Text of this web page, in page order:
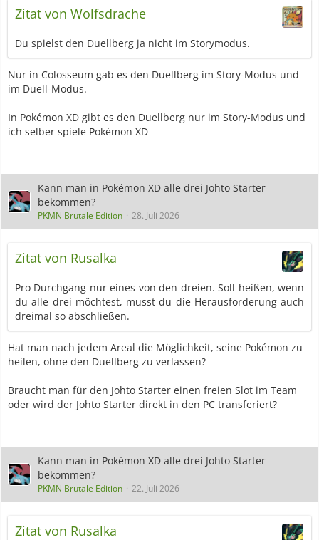
Zitat von Wolfsdrache
Du spielst den Duellberg ja nicht im Storymodus.
Nur in Colosseum gab es den Duellberg im Story-Modus und
im Duell-Modus.
In Pokémon XD gibt es den Duellberg nur im Story-Modus und
ich selber spiele Pokémon XD
Kann man in Pokémon XD alle drei Johto Starter
bekommen?
PKMN Brutale Edition 28. Juli 2026
Zitat von Rusalka
Pro Durchgang nur eines von den dreien. Soll heißen, wenn
du alle drei möchtest, musst du die Herausforderung auch
dreimal so abschließen.
Hat man nach jedem Areal die Möglichkeit, seine Pokémon zu
heilen, ohne den Duellberg zu verlassen?
Braucht man für den Johto Starter einen freien Slot im Team
oder wird der Johto Starter direkt in den PC transferiert?
Kann man in Pokémon XD alle drei Johto Starter
bekommen?
PKMN Brutale Edition 22. Juli 2026
Zitat von Rusalka